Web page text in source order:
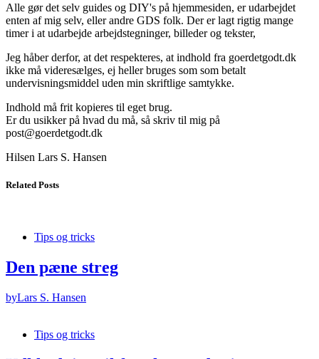
Alle gør det selv guides og DIY's på hjemmesiden, er udarbejdet
enten af mig selv, eller andre GDS folk. Der er lagt rigtig mange
timer i at udarbejde arbejdstegninger, billeder og tekster,
Jeg håber derfor, at det respekteres, at indhold fra goerdetgodt.dk
ikke må videresælges, ej heller bruges som som betalt
undervisningsmiddel uden min skriftlige samtykke.
Indhold må frit kopieres til eget brug.
Er du usikker på hvad du må, så skriv til mig på
post@goerdetgodt.dk
Hilsen Lars S. Hansen
Related Posts
Tips og tricks
Den pæne streg
byLars S. Hansen
Tips og tricks